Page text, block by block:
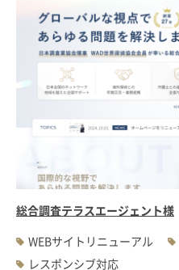
総合調査テラスエージェント様
WEBサイトリニューアル
レスポンシブ対応